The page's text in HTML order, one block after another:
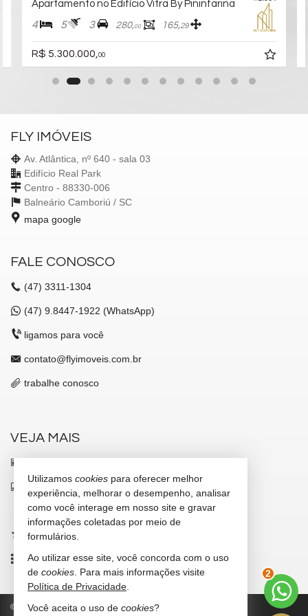
Apartamento no Edifício Vitra By Pininfarina
4 5 3 280,00 165,29
R$ 5.300.000,00
FLY IMÓVEIS
Av. Atlântica, nº 640 - sala 03
Edifício Real Park
Centro - 88330-006
Balneário Camboriú / SC
mapa google
FALE CONOSCO
(47) 3311-1304
(47) 9.8447-1922 (WhatsApp)
ligamos para você
contato@flyimoveis.com.br
trabalhe conosco
VEJA MAIS
indicadores financeiros
cadastre seu imóvel
imóveis favoritos
mapa de imóveis
© 2026 CRECI/SC 7347-J Política de Privacidade
2
Utilizamos cookies para oferecer melhor
experiência, melhorar o desempenho, analisar
como você interage em nosso site e gravar
informações coletadas por meio de
formulários.
Ao utilizar esse site, você concorda com o uso
de cookies . Para mais informações visite
Política de Privacidade
Você aceita o uso de cookies?